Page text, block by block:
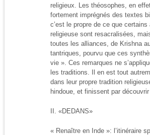
religieux. Les théosophes, en
fortement imprégnés des textes
c’est le propre de ce que
religieuse sont resacralisées,
toutes les alliances, de Krishna
tantriques, pourvu que ces
vie ». Ces remarques ne
les traditions. Il en est tout
dans leur propre tradition
hindoue, et finissent par
II. «DEDANS»
« Renaître en Inde »: l’itinéraire